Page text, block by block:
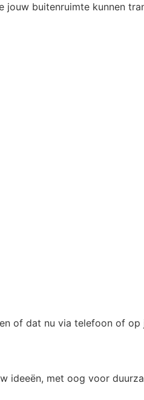
jouw buitenruimte kunnen
of dat nu via telefoon of
ideeën, met oog voor